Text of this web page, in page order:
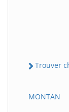
Trouver
MONTAN